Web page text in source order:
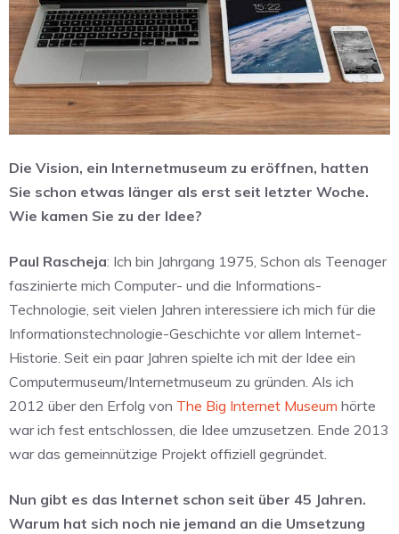
Die Vision, ein Internetmuseum zu eröffnen, hatten
Sie schon etwas länger als erst seit letzter Woche.
Wie kamen Sie zu der Idee?
Paul Rascheja: Ich bin Jahrgang 1975, Schon als Teenager
faszinierte mich Computer- und die Informations-
Technologie, seit vielen Jahren interessiere ich mich für die
Informationstechnologie-Geschichte vor allem Internet-
Historie. Seit ein paar Jahren spielte ich mit der Idee ein
Computermuseum/Internetmuseum zu gründen. Als ich
2012 über den Erfolg von The Big Internet Museum hörte
war ich fest entschlossen, die Idee umzusetzen. Ende 2013
war das gemeinnützige Projekt offiziell gegründet.
Nun gibt es das Internet schon seit über 45 Jahren.
Warum hat sich noch nie jemand an die Umsetzung